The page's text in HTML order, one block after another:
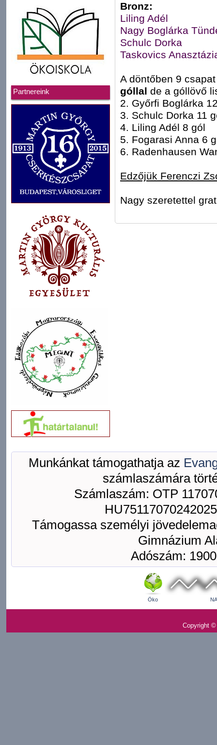
Partnereink
Bronz:
Liling Adél
Nagy Boglárka
Schulc Dorka
Taskovics
A döntőben 9
góllal de a góllövő
2. Győrfi Boglárka
3. Schulc Dorka 11
4. Liling Adél 8 gól
5. Fogarasi Anna 6
6. Radenhausen
Edzőjük Ferenczi
Nagy szeretettel
Munkánkat támogathatja az
számlaszámára
Számlaszám: OTP
Támogassa személyi
Gimnázium
Adószám:
Öko
Copyright